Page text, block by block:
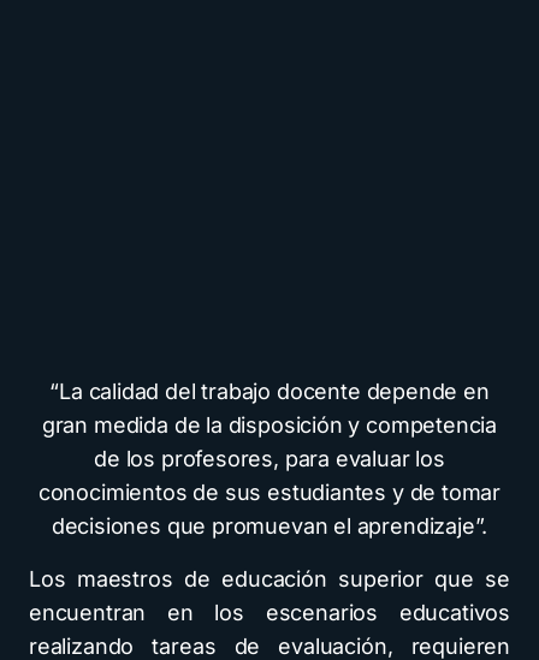
“La calidad del trabajo docente depende en
gran medida de la disposición y competencia
de los profesores, para evaluar los
conocimientos de sus estudiantes y de tomar
decisiones que promuevan el aprendizaje”.
Los maestros de educación superior que se
encuentran en los escenarios educativos
realizando tareas de evaluación, requieren